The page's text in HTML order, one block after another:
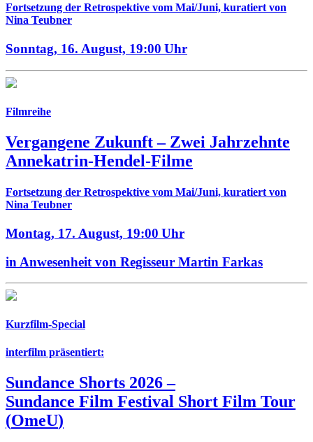
Fortsetzung der Retrospektive vom Mai/Juni, kuratiert von
Nina Teubner
Sonntag, 16. August, 19:00 Uhr
Filmreihe
Vergangene Zukunft – Zwei Jahrzehnte
Annekatrin-Hendel-Filme
Fortsetzung der Retrospektive vom Mai/Juni, kuratiert von
Nina Teubner
Montag, 17. August, 19:00 Uhr
in Anwesenheit von Regisseur Martin Farkas
Kurzfilm-Special
interfilm präsentiert:
Sundance Shorts 2026–
Sundance Film Festival Short Film Tour
(OmeU)